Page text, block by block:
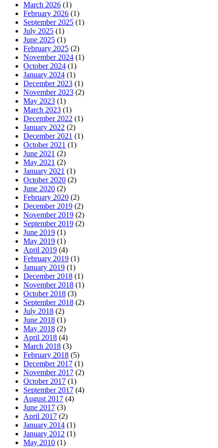
March 2026 (1)
February 2026 (1)
September 2025 (1)
July 2025 (1)
June 2025 (1)
February 2025 (2)
November 2024 (1)
October 2024 (1)
January 2024 (1)
December 2023 (1)
November 2023 (2)
May 2023 (1)
March 2023 (1)
December 2022 (1)
January 2022 (2)
December 2021 (1)
October 2021 (1)
June 2021 (2)
May 2021 (2)
January 2021 (1)
October 2020 (2)
June 2020 (2)
February 2020 (2)
December 2019 (2)
November 2019 (2)
September 2019 (2)
June 2019 (1)
May 2019 (1)
April 2019 (4)
February 2019 (1)
January 2019 (1)
December 2018 (1)
November 2018 (1)
October 2018 (3)
September 2018 (2)
July 2018 (2)
June 2018 (1)
May 2018 (2)
April 2018 (4)
March 2018 (3)
February 2018 (5)
December 2017 (1)
November 2017 (2)
October 2017 (1)
September 2017 (4)
August 2017 (4)
June 2017 (3)
April 2017 (2)
January 2014 (1)
January 2012 (1)
May 2010 (1)